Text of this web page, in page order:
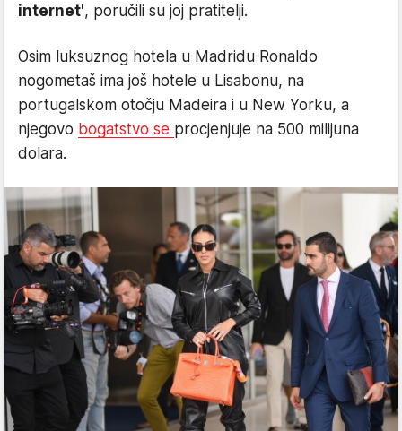
internet', poručili su joj pratitelji.
Osim luksuznog hotela u Madridu Ronaldo
nogometaš ima još hotele u Lisabonu, na
portugalskom otočju Madeira i u New Yorku, a
njegovo bogatstvo se procjenjuje na 500 milijuna
dolara.